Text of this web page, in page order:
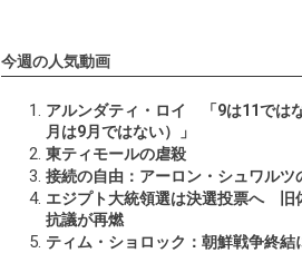
今週の人気動画
アルンダティ・ロイ 「9は11では
月は9月ではない）」
東ティモールの虐殺
接続の自由：アーロン・シュワルツ
エジプト大統領選は決選投票へ 旧
抗議が再燃
ティム・ショロック：朝鮮戦争終結